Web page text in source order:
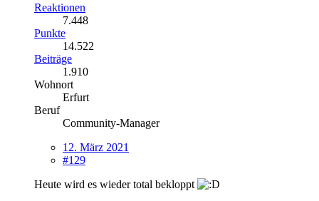
Reaktionen
7.448
Punkte
14.522
Beiträge
1.910
Wohnort
Erfurt
Beruf
Community-Manager
12. März 2021
#129
Heute wird es wieder total bekloppt